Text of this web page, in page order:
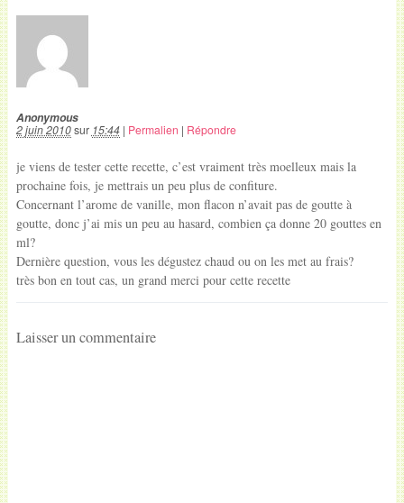
Anonymous
2 juin 2010sur 15:44| Permalien | Répondre
je viens de tester cette recette, c’est vraiment très moelleux mais la
prochaine fois, je mettrais un peu plus de confiture.
Concernant l’arome de vanille, mon flacon n’avait pas de goutte à
goutte, donc j’ai mis un peu au hasard, combien ça donne 20 gouttes en
ml?
Dernière question, vous les dégustez chaud ou on les met au frais?
très bon en tout cas, un grand merci pour cette recette
Laisser un commentaire